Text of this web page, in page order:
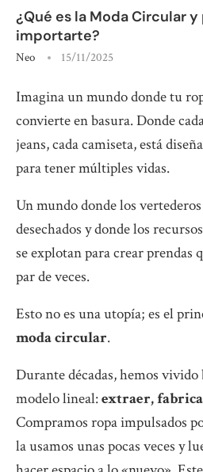
¿Qué es la Moda Circular
importarte?
Neo 15/11/2025
Imagina un mundo donde tu
convierte en basura. Donde
jeans, cada camiseta, está
para tener múltiples vidas.
Un mundo donde los
desechados y donde los
se explotan para crear prendas
par de veces.
Esto no es una utopía; es el
moda circular.
Durante décadas, hemos
modelo lineal:extraer,
Compramos ropa impulsados
la usamos unas pocas veces y